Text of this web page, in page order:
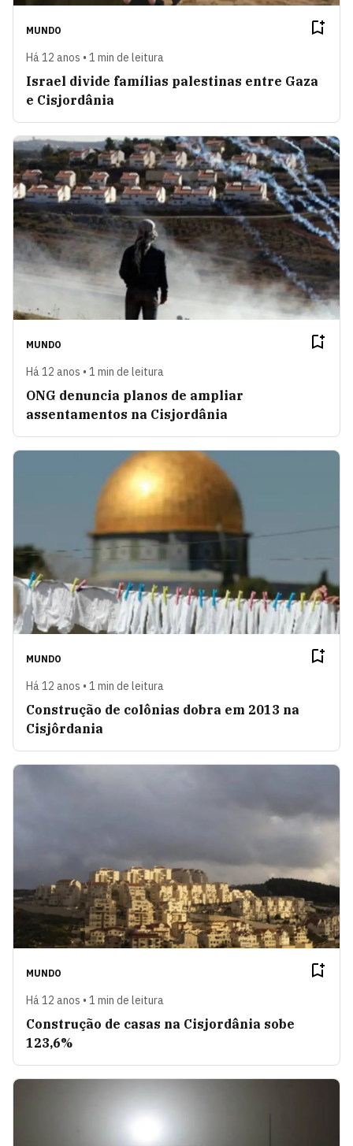
MUNDO
Há 12 anos • 1 min de leitura
Israel divide famílias palestinas entre Gaza
e Cisjordânia
MUNDO
Há 12 anos • 1 min de leitura
ONG denuncia planos de ampliar
assentamentos na Cisjordânia
MUNDO
Há 12 anos • 1 min de leitura
Construção de colônias dobra em 2013 na
Cisjôrdania
MUNDO
Há 12 anos • 1 min de leitura
Construção de casas na Cisjordânia sobe
123,6%